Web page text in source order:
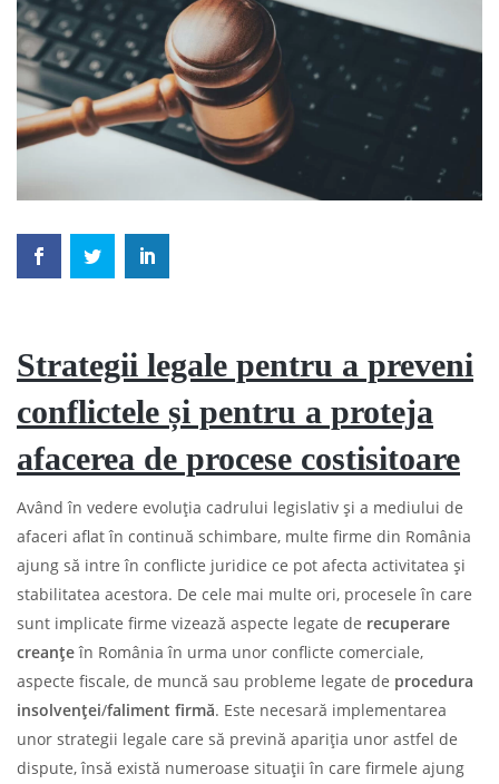
Strategii legale pentru a preveni
conflictele și pentru a proteja
afacerea de procese costisitoare
Având în vedere evoluția cadrului legislativ și a mediului de
afaceri aflat în continuă schimbare, multe firme din România
ajung să intre în conflicte juridice ce pot afecta activitatea și
stabilitatea acestora. De cele mai multe ori, procesele în care
sunt implicate firme vizează aspecte legate de recuperare
creanțeîn România în urma unor conflicte comerciale,
aspecte fiscale, de muncă sau probleme legate de procedura
insolvenței/faliment firmă. Este necesară implementarea
unor strategii legale care să prevină apariția unor astfel de
dispute, însă există numeroase situații în care firmele ajung